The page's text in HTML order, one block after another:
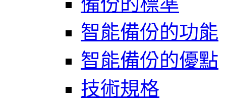
智能備份的功能
智能備份的優點
技術規格